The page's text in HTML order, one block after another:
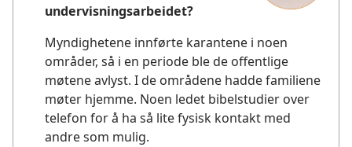
undervisningsarbeidet?
Myndighetene innførte karantene i noen
områder, så i en periode ble de offentlige
møtene avlyst. I de områdene hadde familiene
møter hjemme. Noen ledet bibelstudier over
telefon for å ha så lite fysisk kontakt med
andre som mulig.